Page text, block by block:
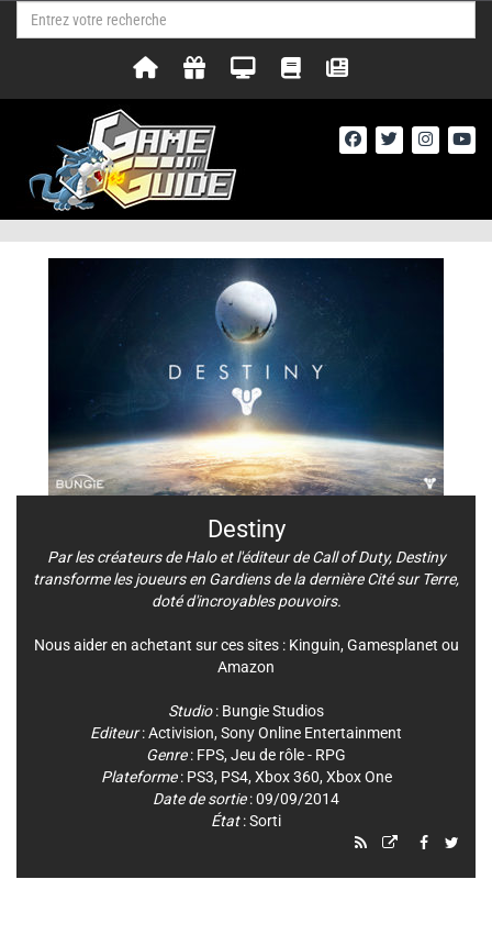
Destiny
Par les créateurs de Halo et l'éditeur de Call of Duty, Destiny
transforme les joueurs en Gardiens de la dernière Cité sur Terre,
doté d'incroyables pouvoirs.
Nous aider en achetant sur ces sites : Kinguin, Gamesplanet ou
Amazon
Studio: Bungie Studios
Editeur:Activision, Sony Online Entertainment
Genre: FPS, Jeu de rôle - RPG
Plateforme: PS3, PS4, Xbox 360, Xbox One
Date de sortie: 09/09/2014
État: Sorti